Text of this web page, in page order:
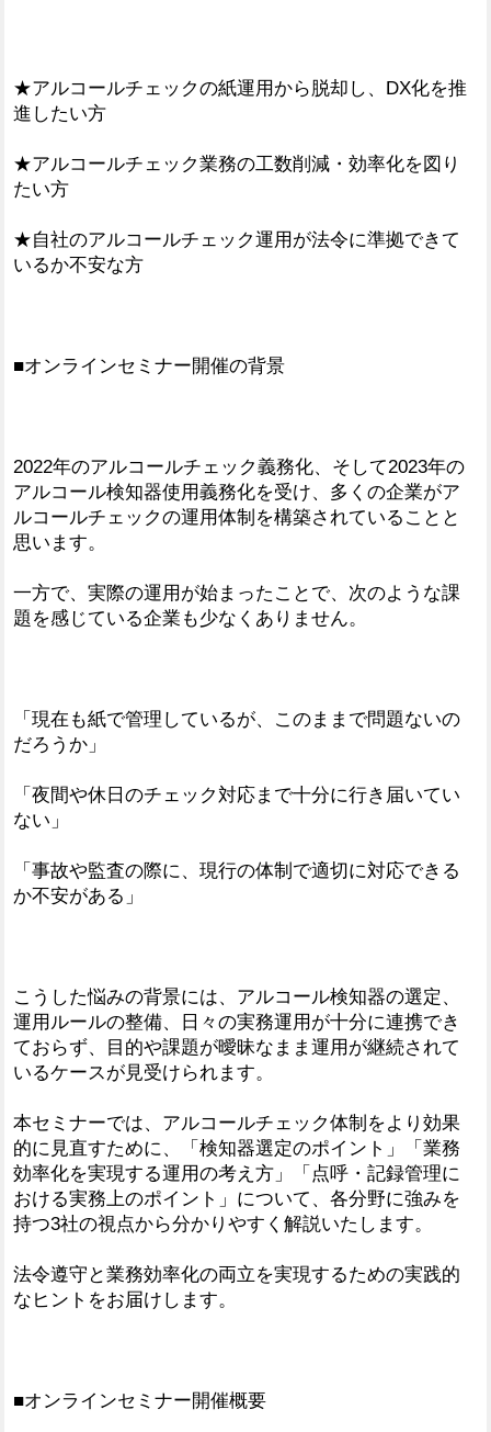
★アルコールチェックの紙運用から脱却し、DX化を推
進したい方
★アルコールチェック業務の工数削減・効率化を図り
たい方
★自社のアルコールチェック運用が法令に準拠できて
いるか不安な方
■オンラインセミナー開催の背景
2022年のアルコールチェック義務化、そして2023年の
アルコール検知器使用義務化を受け、多くの企業がア
ルコールチェックの運用体制を構築されていることと
思います。
一方で、実際の運用が始まったことで、次のような課
題を感じている企業も少なくありません。
「現在も紙で管理しているが、このままで問題ないの
だろうか」
「夜間や休日のチェック対応まで十分に行き届いてい
ない」
「事故や監査の際に、現行の体制で適切に対応できる
か不安がある」
こうした悩みの背景には、アルコール検知器の選定、
運用ルールの整備、日々の実務運用が十分に連携でき
ておらず、目的や課題が曖昧なまま運用が継続されて
いるケースが見受けられます。
本セミナーでは、アルコールチェック体制をより効果
的に見直すために、「検知器選定のポイント」「業務
効率化を実現する運用の考え方」「点呼・記録管理に
おける実務上のポイント」について、各分野に強みを
持つ3社の視点から分かりやすく解説いたします。
法令遵守と業務効率化の両立を実現するための実践的
なヒントをお届けします。
■オンラインセミナー開催概要